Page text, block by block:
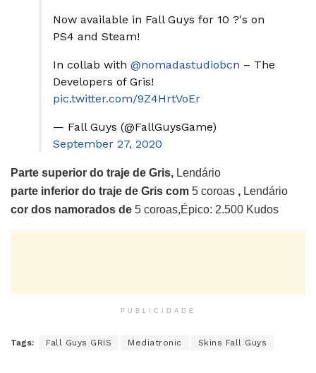
Now available in Fall Guys for 10 ?'s on
PS4 and Steam!
In collab with @nomadastudiobcn – The
Developers of Gris!
pic.twitter.com/9Z4HrtVoEr
— Fall Guys (@FallGuysGame)
September 27, 2020
Parte superior do traje de Gris, Lendário
parte inferior do traje de Gris com 5 coroas , Lendário
cor dos namorados de 5 coroas,Épico: 2.500 Kudos
PUBLICIDADE
Tags: Fall Guys GRIS Mediatronic Skins Fall Guys